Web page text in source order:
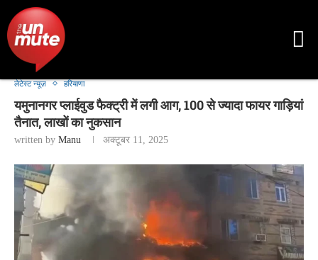
लेटेस्ट न्यूज़ हरियाणा
यमुनानगर प्लाईवुड फैक्ट्री में लगी आग, 100 से ज्यादा फायर गाड़ियां
तैनात, लाखों का नुकसान
written by Manu अक्टूबर 11, 2025